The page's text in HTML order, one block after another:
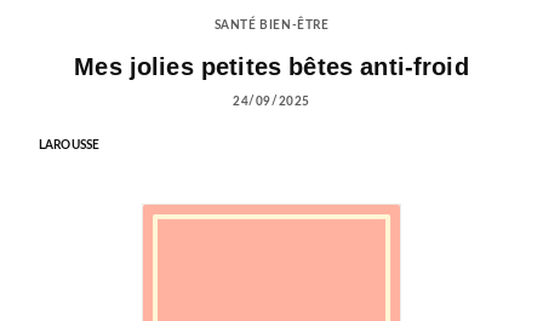
SANTÉ BIEN-ÊTRE
Mes jolies petites bêtes anti-froid
24/09/2025
LAROUSSE